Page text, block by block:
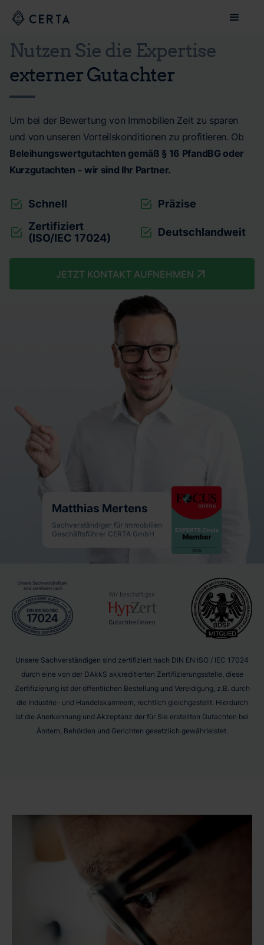
Nutzen Sie die Expertise
externer Gutachter
Um bei der Bewertung von Immobilien Zeit zu sparen
und von unseren Vorteilskonditionen zu profitieren. Ob
Beleihungswertgutachten gemäß § 16 PfandBG oder
Kurzgutachten - wir sind Ihr Partner.
Schnell
Präzise
Zertifiziert
(ISO/IEC 17024)
Deutschlandweit
JETZT KONTAKT AUFNEHMEN
Matthias Mertens
Sachverständiger für Immobilien
Geschäftsführer CERTA GmbH
Unsere Sachverständigen sind zertifiziert nach DIN EN ISO / IEC 17024
durch eine von der DAkkS akkreditierten Zertifizierungsstelle, diese
Zertifizierung ist der öffentlichen Bestellung und Vereidigung, z.B. durch
die Industrie- und Handelskammern, rechtlich gleichgestellt. Hierdurch
ist die Anerkennung und Akzeptanz der für Sie erstellten Gutachten bei
Ämtern, Behörden und Gerichten gesetzlich gewährleistet.